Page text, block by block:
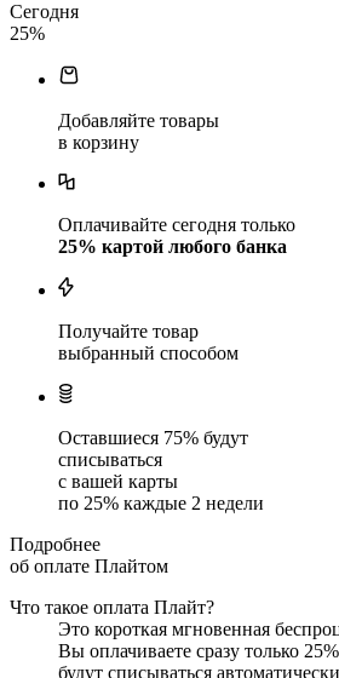
Сегодня
25%
Добавляйте товары
в корзину
Оплачивайте сегодня только
25% картой любого банка
Получайте товар
выбранный способом
Оставшиеся 75% будут
списываться
с вашей карты
по 25% каждые 2 недели
Подробнее
об оплате Плайтом
Что такое оплата Плайт?
Это короткая мгновенная
Вы оплачиваете сразу только 25
будут списываться